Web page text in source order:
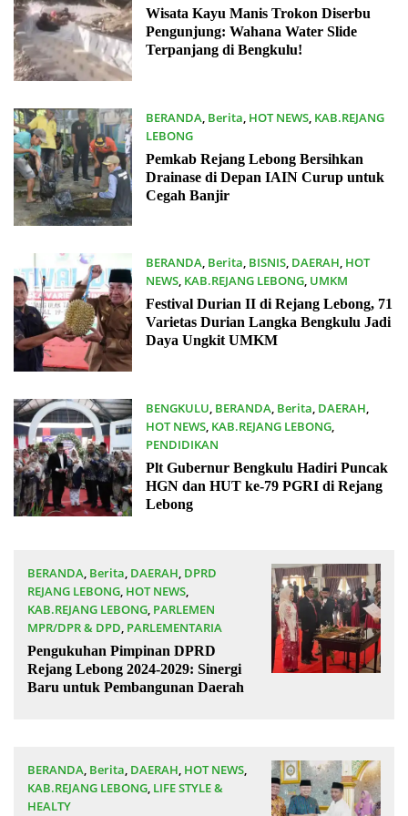
04/04/2025
Wisata Kayu Manis Trokon Diserbu
Pengunjung: Wahana Water Slide
Terpanjang di Bengkulu!
BERANDA, Berita, HOT NEWS, KAB.REJANG
LEBONG
21/03/2025
Pemkab Rejang Lebong Bersihkan
Drainase di Depan IAIN Curup untuk
Cegah Banjir
BERANDA, Berita, BISNIS, DAERAH, HOT
NEWS, KAB.REJANG LEBONG, UMKM
20/01/2025
Festival Durian II di Rejang Lebong, 71
Varietas Durian Langka Bengkulu Jadi
Daya Ungkit UMKM
BENGKULU, BERANDA, Berita, DAERAH,
HOT NEWS, KAB.REJANG LEBONG,
PENDIDIKAN
17/12/2024
Plt Gubernur Bengkulu Hadiri Puncak
HGN dan HUT ke-79 PGRI di Rejang
Lebong
BERANDA, Berita, DAERAH, DPRD
REJANG LEBONG, HOT NEWS,
KAB.REJANG LEBONG, PARLEMEN
MPR/DPR & DPD, PARLEMENTARIA
07/10/2024
Pengukuhan Pimpinan DPRD
Rejang Lebong 2024-2029: Sinergi
Baru untuk Pembangunan Daerah
BERANDA, Berita, DAERAH, HOT NEWS,
KAB.REJANG LEBONG, LIFE STYLE &
HEALTY